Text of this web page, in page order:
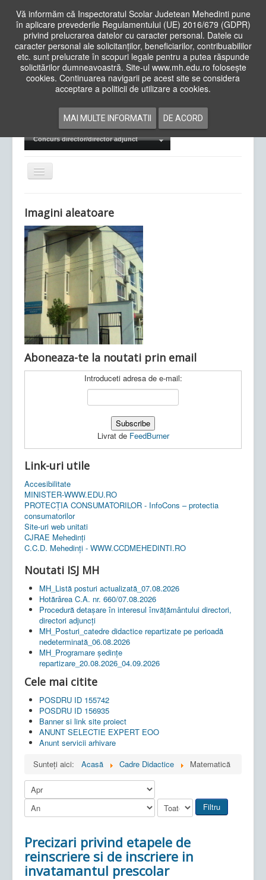
Vă informăm că Inspectoratul Scolar Judetean Mehedinti pune
în aplicare prevederile Regulamentului (UE) 2016/679 (GDPR)
privind prelucrarea datelor cu caracter personal. Datele cu
caracter personal ale solicitanților, beneficiarilor, contribuabililor
etc. sunt prelucrate în scopuri legale pentru a putea răspunde
solicitărilor dumneavoastră. Site-ul www.mh.edu.ro folosește
cookies. Continuarea navigarii pe acest site se considera
acceptare a politicii de utilizare a cookies.
MAI MULTE INFORMATII DE ACORD
Cauta
in
siteAcasa Cadre Didactice
Examene Naționale
Concurs director/director adjunct
Comută
navigarea
Ultimele articole: Vi, 04.11.2022 -
Județean Mehedinți
Imagini aleatoare
Aboneaza-te la noutati prin email
Introduceti adresa de e-mail:
Livrat de FeedBurner
Link-uri utile
Accesibilitate
MINISTER-WWW.EDU.RO
PROTECȚIA CONSUMATORILOR - InfoCons – protectia
consumatorilor
Site-uri web unitati
CJRAE Mehedinți
C.C.D. Mehedinţi - WWW.CCDMEHEDINTI.RO
Noutati ISJ MH
MH_Listă posturi actualizată_07.08.2026
Hotărârea C.A. nr. 660/07.08.2026
Procedură detașare în interesul învățământului directori,
directori adjuncți
MH_Posturi_catedre didactice repartizate pe perioadă
nedeterminată_06.08.2026
MH_Programare ședințe
repartizare_20.08.2026_04.09.2026
Cele mai citite
POSDRU ID 155742
POSDRU ID 156935
Banner si link site proiect
ANUNT SELECTIE EXPERT EOO
Anunt servicii arhivare
Sunteți aici:
Acasă Cadre Didactice Matematică
Filtru
Precizari privind etapele de
reinscriere si de inscriere in
invatamantul prescolar